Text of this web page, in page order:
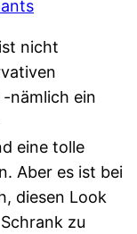
nicht
nämlich ein
eine tolle
Aber es ist bei
diesen Look
zu